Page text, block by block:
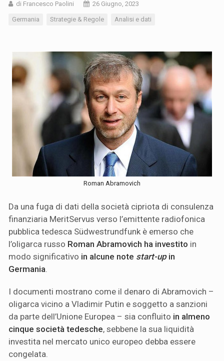
di Francesco Paolini 26 Giugno, 2023
Germania Strategie & Regole Analisi e dati
Roman Abramovich
Da una fuga di dati della società cipriota di consulenza
finanziaria MeritServus verso l’emittente radiofonica
pubblica tedesca Südwestrundfunk è emerso che
l’oligarca russo Roman Abramovich ha investito in
modo significativo in alcune note start-upin
Germania
I documenti mostrano come il denaro di Abramovich –
oligarca vicino a Vladimir Putin e soggetto a sanzioni
da parte dell’Unione Europea – sia confluito in almeno
cinque società tedesche, sebbene la sua liquidità
investita nel mercato unico europeo debba essere
congelata.